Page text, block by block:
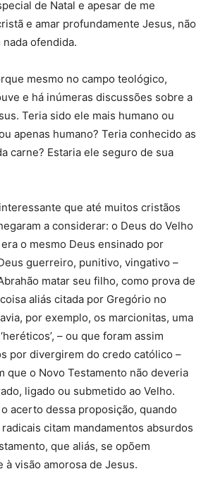
de Natal e apesar de me
e amar profundamente Jesus, não
ofendida.
mesmo no campo teológico,
e há inúmeras discussões sobre a
Teria sido ele mais humano ou
apenas humano? Teria conhecido as
carne? Estaria ele seguro de sua
que até muitos cristãos
a considerar: o Deus do Velho
o mesmo Deus ensinado por
guerreiro, punitivo, vingativo –
matar seu filho, como prova de
aliás citada por Gregório no
por exemplo, os marcionitas, uma
– ou que foram assim
por divergirem do credo católico –
que o Novo Testamento não deveria
ligado ou submetido ao Velho.
acerto dessa proposição, quando
citam mandamentos absurdos
que aliás, se opõem
à visão amorosa de Jesus.